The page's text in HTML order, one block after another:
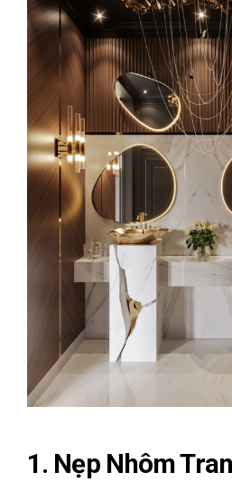
1. Nẹp Nhôm